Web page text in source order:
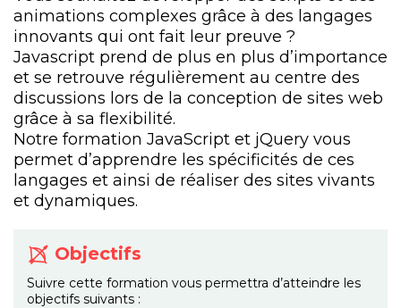
animations complexes grâce à des langages
innovants qui ont fait leur preuve ?
Javascript prend de plus en plus d’importance
et se retrouve régulièrement au centre des
discussions lors de la conception de sites web
grâce à sa flexibilité.
Notre formation JavaScript et jQuery vous
permet d’apprendre les spécificités de ces
langages et ainsi de réaliser des sites vivants
et dynamiques.
Objectifs
Suivre cette formation vous permettra d’atteindre les
objectifs suivants :